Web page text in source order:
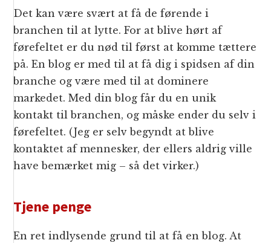
Det kan være svært at få de førende i
branchen til at lytte. For at blive hørt af
førefeltet er du nød til først at komme tættere
på. En blog er med til at få dig i spidsen af din
branche og være med til at dominere
markedet. Med din blog får du en unik
kontakt til branchen, og måske ender du selv i
førefeltet. (Jeg er selv begyndt at blive
kontaktet af mennesker, der ellers aldrig ville
have bemærket mig – så det virker.)
Tjene penge
En ret indlysende grund til at få en blog. At